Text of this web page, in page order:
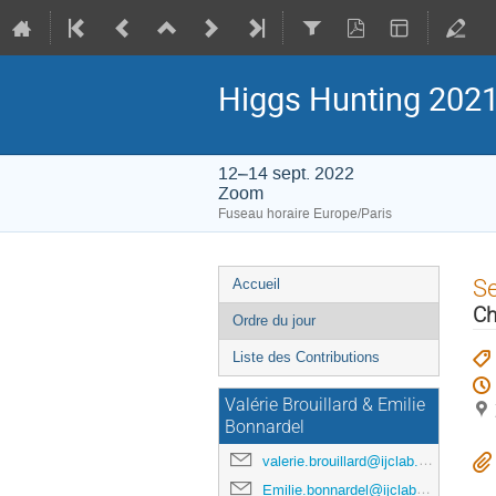
Higgs Hunting 2021
12–14 sept. 2022
Zoom
Fuseau horaire Europe/Paris
Menu
de
l'événement
Accueil
Ordre du jour
Liste des Contributions
Valérie Brouillard & Emilie
Bonnardel
valerie.brouillard@ijclab.in2p3.fr
Emilie.bonnardel@ijclab.in2p3.fr